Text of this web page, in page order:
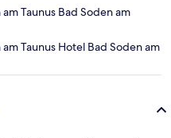
Taunus Bad Soden am
Taunus Hotel Bad Soden am